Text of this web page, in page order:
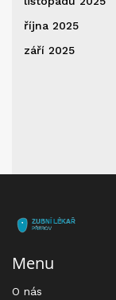
října 2025
září 2025
Menu
O nás